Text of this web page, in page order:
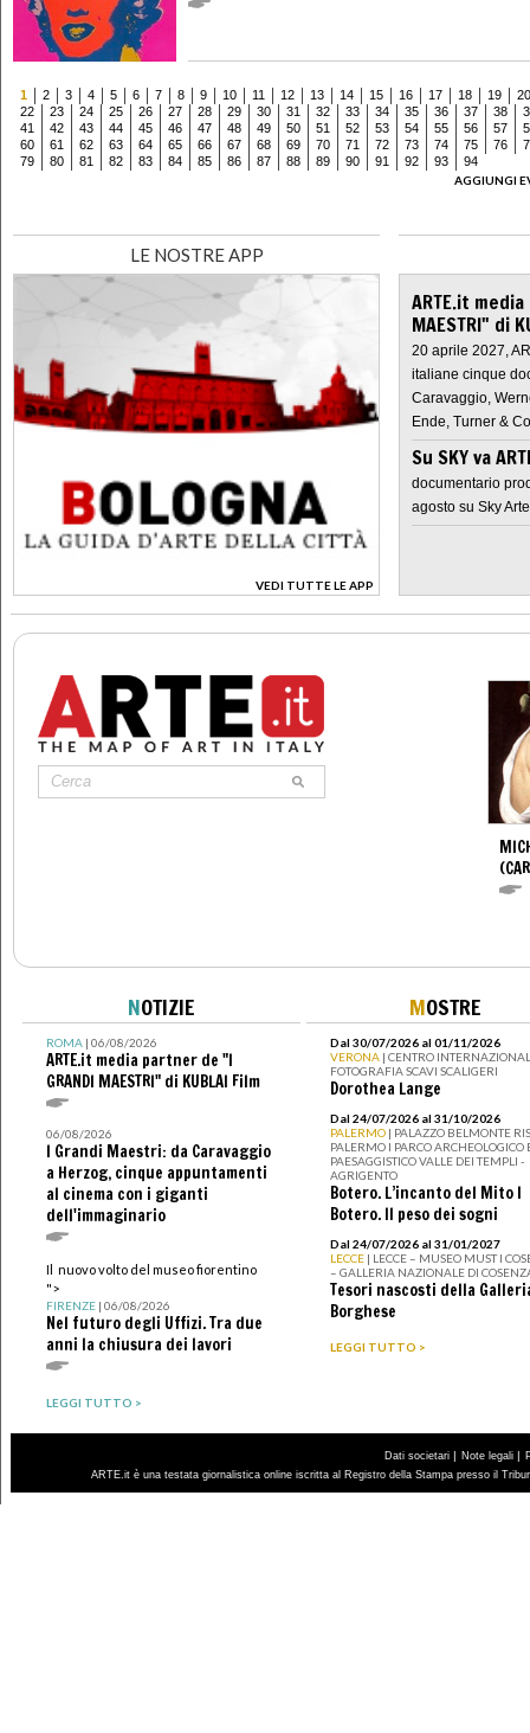
1 2 3 4 5 6 7 8 9 10 11 12 13 14 15 16 17 18 19
20
22
23 24 25 26 27 28 29 30 31 32 33 34 35 36 37 38
41
42 43 44 45 46 47 48 49 50 51 52 53 54 55 56 57
60
61 62 63 64 65 66 67 68 69 70 71 72 73 74 75 76
79
80 81 82 83 84 85 86 87 88 89 90 91 92 93
94
AGGIUNGI
LE NOSTRE APP
VEDI TUTTE LE APP
>
ARTE.it
MAESTRI" di
20 aprile 2027,
italiane cinque
Caravaggio,
Ende, Turner &
Su SKY va
documentario
agosto su Sky Arte
NOTIZIE
ROMA| 06/08/2026
ARTE.it media partner de "I
GRANDI MAESTRI" di KUBLAI Film
06/08/2026
I Grandi Maestri: da Caravaggio
a Herzog, cinque appuntamenti
al cinema con i giganti
dell'immaginario
Il nuovo volto del museo fiorentino
">
FIRENZE| 06/08/2026
Nel futuro degli Uffizi. Tra due
anni la chiusura dei lavori
LEGGI TUTTO >
MOSTRE
Dal 30/07/2026 al 01/11/2026
VERONA | CENTRO
FOTOGRAFIA SCAVI SCALIGERI
Dorothea Lange
Dal 24/07/2026 al 31/10/2026
PALERMO | PALAZZO BELMONTE
PALERMO I PARCO ARCHEOLOGICO
PAESAGGISTICO VALLE DEI TEMPLI -
AGRIGENTO
Botero. L’incanto del Mito I
Botero. Il peso dei sogni
Dal 24/07/2026 al 31/01/2027
LECCE | LECCE – MUSEO MUST I
– GALLERIA NAZIONALE DI
Tesori nascosti della
Borghese
LEGGI TUTTO >
Dati societari | Note legali |
ARTE.it è una testata giornalistica online iscritta al Registro della Stampa presso il